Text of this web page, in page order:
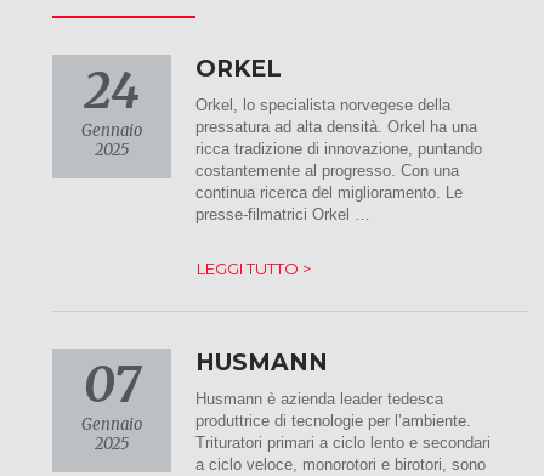
24
Gennaio
2025
ORKEL
Orkel, lo specialista norvegese della
pressatura ad alta densità. Orkel ha una
ricca tradizione di innovazione, puntando
costantemente al progresso. Con una
continua ricerca del miglioramento. Le
presse-filmatrici Orkel …
LEGGI TUTTO >
07
Gennaio
2025
HUSMANN
Husmann è azienda leader tedesca
produttrice di tecnologie per l’ambiente.
Trituratori primari a ciclo lento e secondari
a ciclo veloce, monorotori e birotori, sono